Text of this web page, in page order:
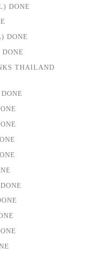
DONE
DONE
THAILAND